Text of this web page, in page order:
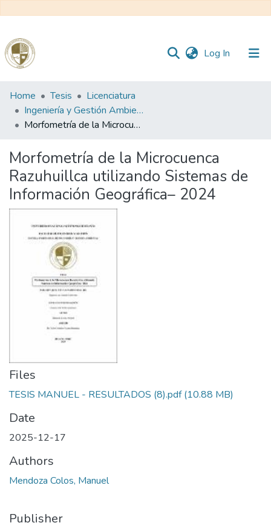
Log In (current)
Communities
&
Collections
Statistics
Reglamento
Formatos
Manuales
Home Tesis
Licenciatura
Ingeniería y Gestión Ambiental
Morfometría de la Microcuenca Razuhuillca utilizando Sistemas de Información Geográfica– 2024
Morfometría de la Microcuenca
Razuhuillca utilizando Sistemas de
Información Geográfica– 2024
Files
TESIS MANUEL - RESULTADOS (8).pdf(10.88 MB)
Date
2025-12-17
Authors
Mendoza Colos, Manuel
Publisher